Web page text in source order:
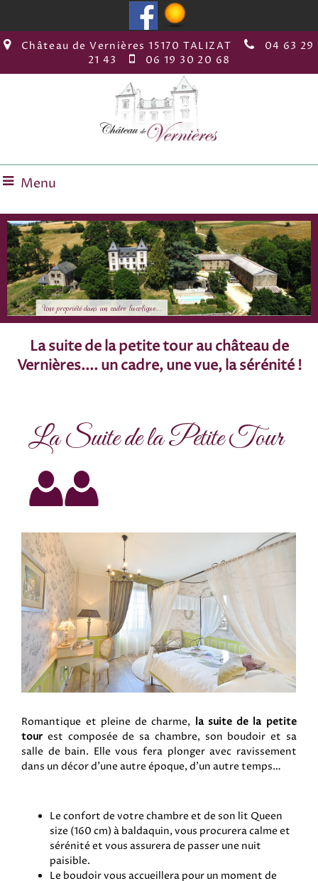
Château de Vernières 15170 TALIZAT
04 63 29
21 43
06 19 30 20 68
Menu
Une propriété dans un cadre bucolique...
Une bâtisse fin 19 ième
La suite de la petite tour au château de
Vernières.... un cadre, une vue, la sérénité !
La Suite de la Petite Tour
Romantique et pleine de charme, la suite de la petite
tour est composée de sa chambre, son boudoir et sa
salle de bain. Elle vous fera plonger avec ravissement
dans un décor d’une autre époque, d’un autre temps…
Le confort de votre chambre et de son lit Queen
size (160 cm) à baldaquin, vous procurera calme et
sérénité et vous assurera de passer une nuit
paisible.
Le boudoir vous accueillera pour un moment de